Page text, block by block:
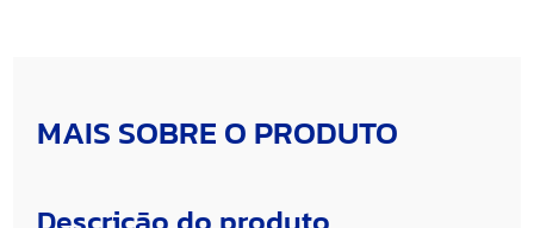
MAIS SOBRE O PRODUTO